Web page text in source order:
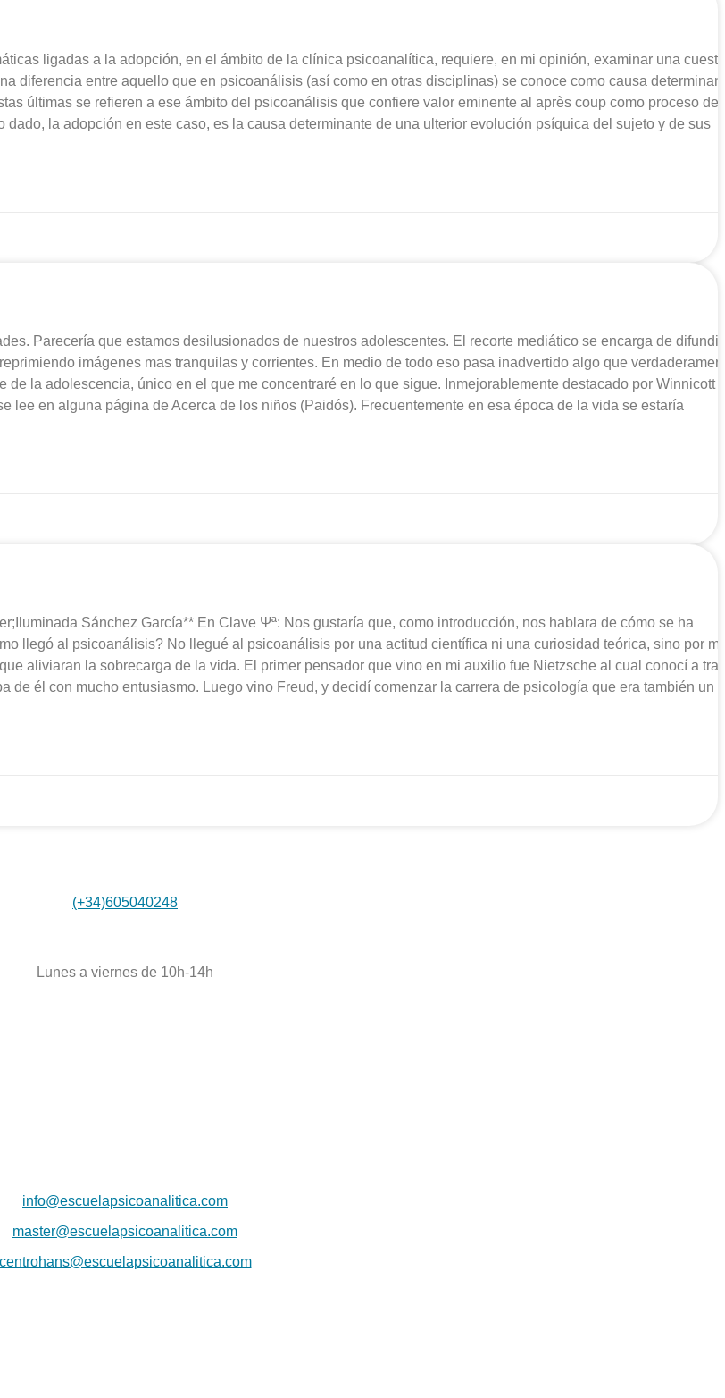
ligadas a la adopción, en el ámbito de la clínica psicoanalítica, requiere, en mi opinión, examinar una
diferencia entre aquello que en psicoanálisis (así como en otras disciplinas) se conoce como causa
últimas se refieren a ese ámbito del psicoanálisis que confiere valor eminente al après coup como proceso de
la adopción en este caso, es la causa determinante de una ulterior evolución psíquica del sujeto y de sus
Parecería que estamos desilusionados de nuestros adolescentes. El recorte mediático se encarga de difundir
imágenes mas tranquilas y corrientes. En medio de todo eso pasa inadvertido algo que
la adolescencia, único en el que me concentraré en lo que sigue. Inmejorablemente destacado por Winnicott
lee en alguna página de Acerca de los niños (Paidós). Frecuentemente en esa época de la vida se estaría
Sánchez García** En Clave Ψª: Nos gustaría que, como introducción, nos hablara de cómo se ha
llegó al psicoanálisis? No llegué al psicoanálisis por una actitud científica ni una curiosidad teórica, sino por
aliviaran la sobrecarga de la vida. El primer pensador que vino en mi auxilio fue Nietzsche al cual conocí a
de él con mucho entusiasmo. Luego vino Freud, y decidí comenzar la carrera de psicología que era también un
(+34)605040248
Lunes a viernes de 10h-14h
info@escuelapsicoanalitica.com
master@escuelapsicoanalitica.com
centrohans@escuelapsicoanalitica.com